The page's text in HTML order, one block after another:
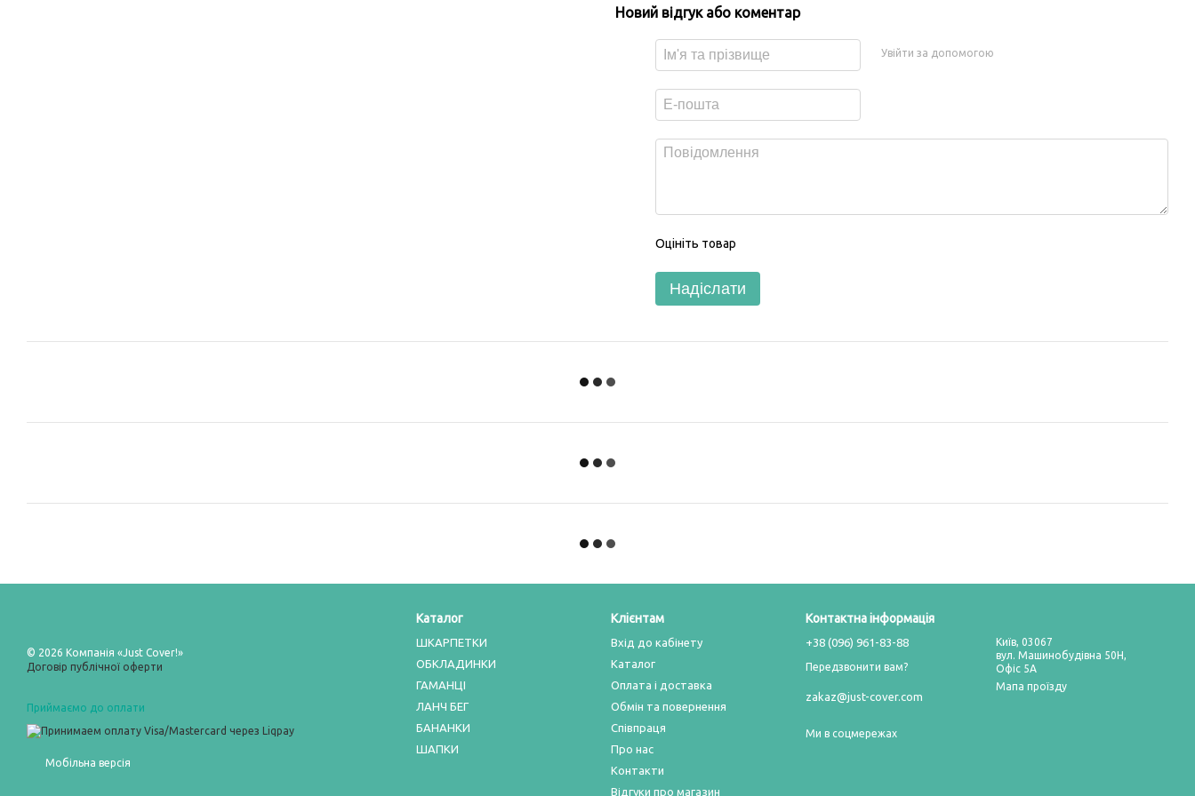
Новий відгук або коментар
Увійти за допомогою
Оцініть товар
Надіслати
© 2026 Компанія «Just Cover!»
Договір публічної оферти
Приймаємо до оплати
Мобільна версія
Каталог
ШКАРПЕТКИ
ОБКЛАДИНКИ
ГАМАНЦІ
ЛАНЧ БЕГ
БАНАНКИ
ШАПКИ
Клієнтам
Вхід до кабінету
Каталог
Оплата і доставка
Обмін та повернення
Співпраця
Про нас
Контакти
Відгуки про магазин
Контактна інформація
+38 (096) 961-83-88
Передзвонити вам?
zakaz@just-cover.com
Київ, 03067
вул. Машинобудівна 50Н,
Офіс 5А
Мапа проїзду
Ми в соцмережах